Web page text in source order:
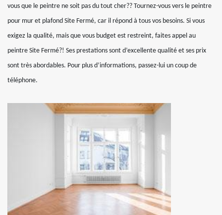
vous que le peintre ne soit pas du tout cher?? Tournez-vous vers le peintre
pour mur et plafond Site Fermé, car il répond à tous vos besoins. Si vous
exigez la qualité, mais que vous budget est restreint, faites appel au
peintre Site Fermé?! Ses prestations sont d’excellente qualité et ses prix
sont très abordables. Pour plus d’informations, passez-lui un coup de
téléphone.